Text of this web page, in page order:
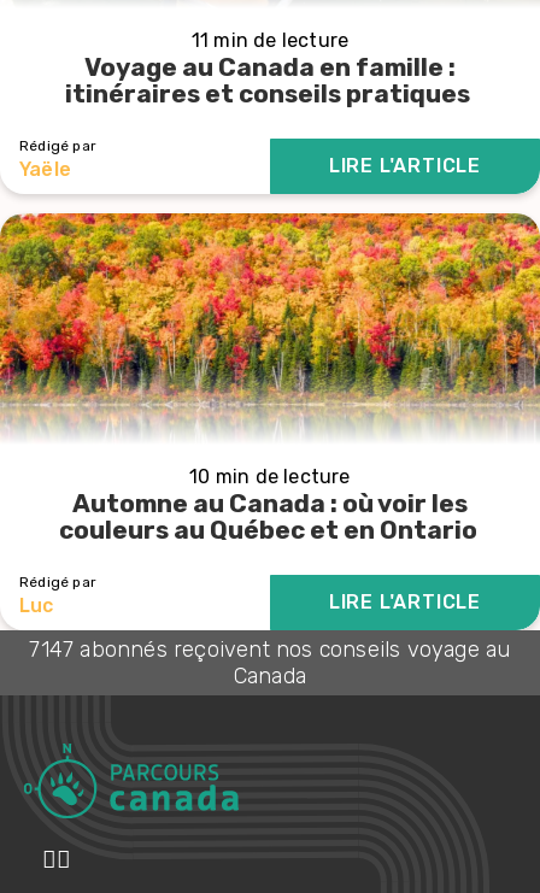
11 min de lecture
Voyage au Canada en famille :
itinéraires et conseils pratiques
Rédigé par
Yaële LIRE L'ARTICLE
10 min de lecture
Automne au Canada : où voir les
couleurs au Québec et en Ontario
Rédigé par
Luc LIRE L'ARTICLE
7147 abonnés reçoivent nos conseils voyage au
Canada